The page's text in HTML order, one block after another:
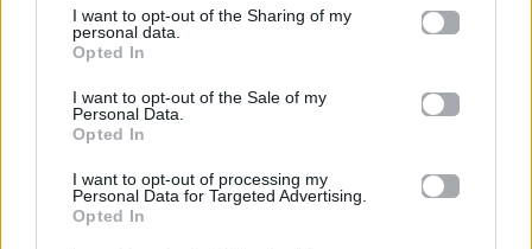
I want to opt-out of the Sharing of my
personal data.
Opted In
I want to opt-out of the Sale of my
Personal Data.
Opted In
I want to opt-out of processing my
Personal Data for Targeted Advertising.
Opted In
26.06.2026